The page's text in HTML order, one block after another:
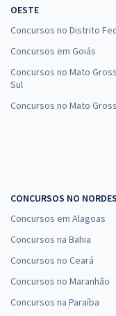
OESTE
Concursos no Distrito
Concursos em Goiás
Concursos no Mato
Sul
Concursos no Mato
CONCURSOS NO
Concursos em Alagoas
Concursos na Bahia
Concursos no Ceará
Concursos no Maranhão
Concursos na Paraíba